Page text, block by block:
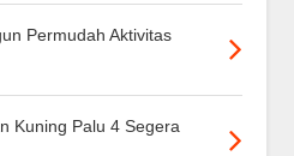
Permudah Aktivitas
Kuning Palu 4 Segera